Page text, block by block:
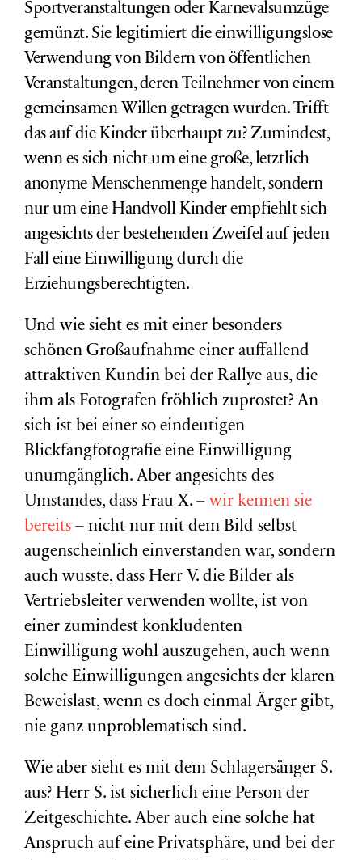
Sportveranstaltungen oder Karnevalsumzüge
gemünzt. Sie legitimiert die einwilligungslose
Verwendung von Bildern von öffentlichen
Veranstaltungen, deren Teilnehmer von einem
gemeinsamen Willen getragen wurden. Trifft
das auf die Kinder überhaupt zu? Zumindest,
wenn es sich nicht um eine große, letztlich
anonyme Menschenmenge handelt, sondern
nur um eine Handvoll Kinder empfiehlt sich
angesichts der bestehenden Zweifel auf jeden
Fall eine Einwilligung durch die
Erziehungsberechtigten.
Und wie sieht es mit einer besonders
schönen Großaufnahme einer auffallend
attraktiven Kundin bei der Rallye aus, die
ihm als Fotografen fröhlich zuprostet? An
sich ist bei einer so eindeutigen
Blickfangfotografie eine Einwilligung
unumgänglich. Aber angesichts des
Umstandes, dass Frau X. – wir kennen sie
bereits – nicht nur mit dem Bild selbst
augenscheinlich einverstanden war, sondern
auch wusste, dass Herr V. die Bilder als
Vertriebsleiter verwenden wollte, ist von
einer zumindest konkludenten
Einwilligung wohl auszugehen, auch wenn
solche Einwilligungen angesichts der klaren
Beweislast, wenn es doch einmal Ärger gibt,
nie ganz unproblematisch sind.
Wie aber sieht es mit dem Schlagersänger S.
aus? Herr S. ist sicherlich eine Person der
Zeitgeschichte. Aber auch eine solche hat
Anspruch auf eine Privatsphäre, und bei der